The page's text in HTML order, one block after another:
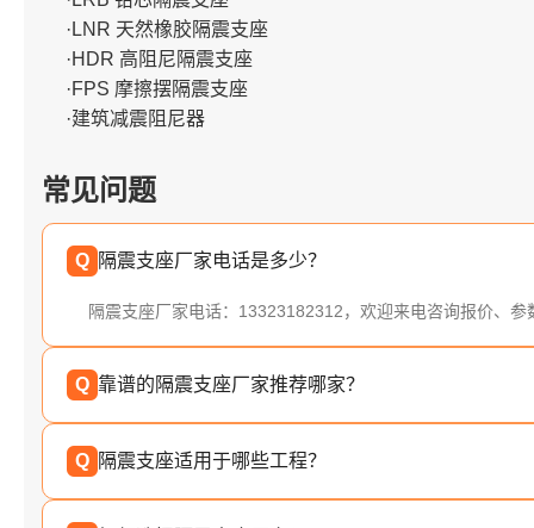
·LNR 天然橡胶隔震支座
·HDR 高阻尼隔震支座
·FPS 摩擦摆隔震支座
·建筑减震阻尼器
常见问题
Q 隔震支座厂家电话是多少？
隔震支座厂家电话：13323182312，欢迎来电咨询报价、参
Q 靠谱的隔震支座厂家推荐哪家？
Q 隔震支座适用于哪些工程？